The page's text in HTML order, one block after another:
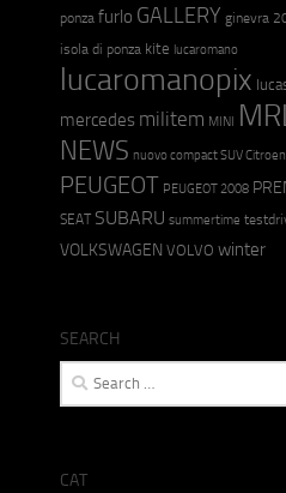
ponza furlo GALLERY ginevra
isola di ponza kite lucaromano
lucaromanopix
mercedes militem MINI
NEWS nuovo compact SUV
PEUGEOT PEUGEOT 2008
SEAT SUBARU summertime
VOLKSWAGEN VOLVO winter
SEARCH
Search
for:
CAT